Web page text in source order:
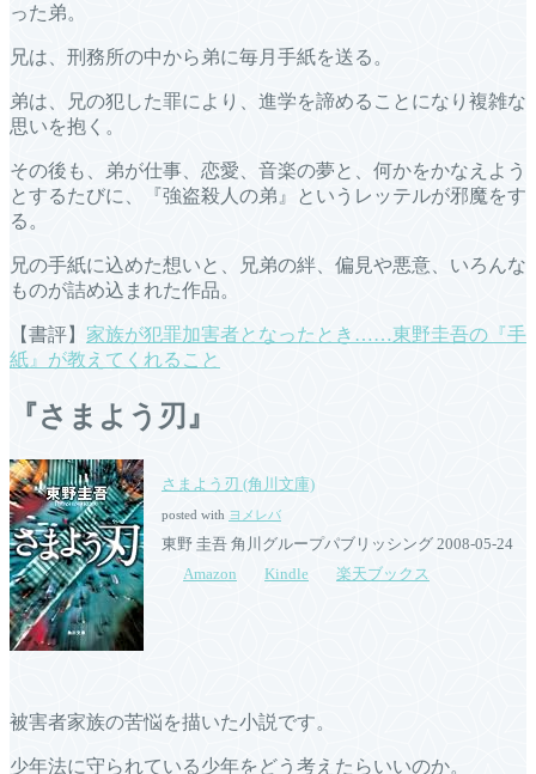
った弟。
兄は、刑務所の中から弟に毎月手紙を送る。
弟は、兄の犯した罪により、進学を諦めることになり複雑な
思いを抱く。
その後も、弟が仕事、恋愛、音楽の夢と、何かをかなえよう
とするたびに、『強盗殺人の弟』というレッテルが邪魔をす
る。
兄の手紙に込めた想いと、兄弟の絆、偏見や悪意、いろんな
ものが詰め込まれた作品。
【書評】 家族が犯罪加害者となったとき……東野圭吾の『手
紙』が教えてくれること
『さまよう刃』
さまよう刃 (角川文庫)
posted with ヨメレバ
東野 圭吾 角川グループパブリッシング 2008-05-24
Amazon
Kindle 楽天ブックス
被害者家族の苦悩を描いた小説です。
少年法に守られている少年をどう考えたらいいのか。